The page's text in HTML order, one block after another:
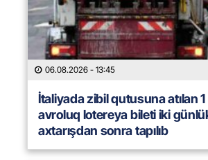
06.08.2026 - 13:45
İtaliyada zibil qutusuna atılan
avroluq lotereya bileti iki
axtarışdan sonra tapılıb